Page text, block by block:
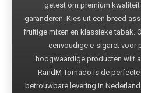
getest om premium
garanderen. Kies uit een breed
fruitige mixen en klassieke tabak.
eenvoudige e-sigaret voor
hoogwaardige producten wilt
RandM Tornado is de
betrouwbare levering in